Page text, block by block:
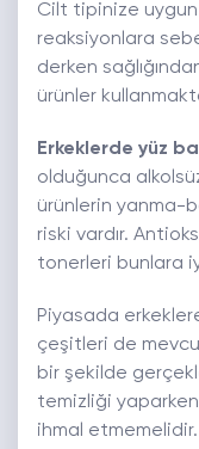
Cilt tipinize
reaksiyonlara
derken
ürünler
Erkeklerde yüz
olduğunca
ürünlerin yanma-
riski vardır.
tonerleri bunlara
Piyasada
çeşitleri de
bir şekilde
temizliği
ihmal etmemelidir.